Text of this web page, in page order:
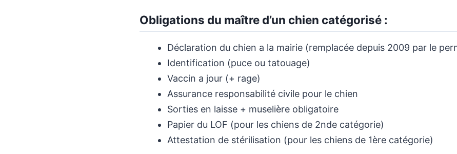
Obligations du maître d’un chien catégorisé :
Déclaration du chien a la mairie (remplacée depuis 2009 par le
Identification (puce ou tatouage)
Vaccin a jour (+ rage)
Assurance responsabilité civile pour le chien
Sorties en laisse + muselière obligatoire
Papier du LOF (pour les chiens de 2nde catégorie)
Attestation de stérilisation (pour les chiens de 1ère catégorie)